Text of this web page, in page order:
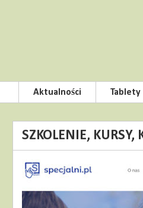
Aktualności Tablety
SZKOLENIE, KURSY,